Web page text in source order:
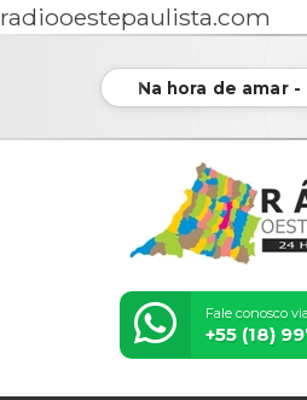
radiooestepaulista.com
Na hora de amar -
Fale conosco
+55 (18)